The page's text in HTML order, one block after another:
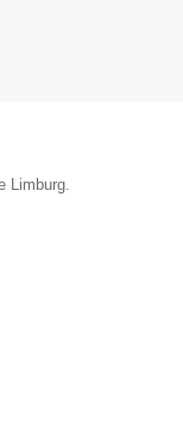
Limburg.